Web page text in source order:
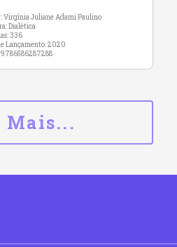
Virgínia Juliane Adami Paulino
Dialética
336
Lançamento: 2020
9786586287288
Mais...